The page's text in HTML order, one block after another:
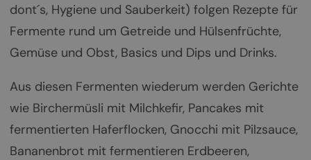
dont´s, Hygiene und Sauberkeit) folgen Rezepte für
Fermente rund um Getreide und Hülsenfrüchte,
Gemüse und Obst, Basics und Dips und Drinks.
Aus diesen Fermenten wiederum werden Gerichte
wie Birchermüsli mit Milchkefir, Pancakes mit
fermentierten Haferflocken, Gnocchi mit Pilzsauce,
Bananenbrot mit fermentieren Erdbeeren,